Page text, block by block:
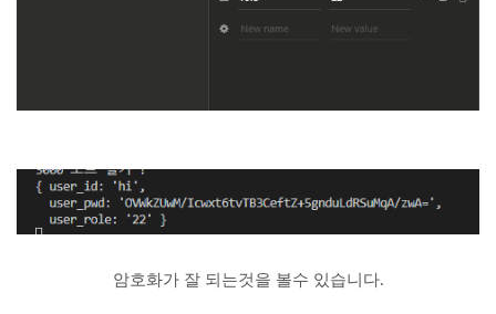
암호화가 잘 되는것을 볼수 있습니다.